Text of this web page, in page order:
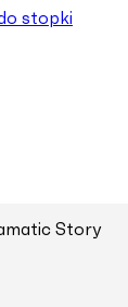
stopki
Story